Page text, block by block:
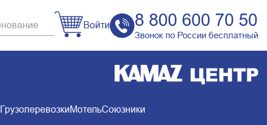
Войти 8 800 600 70 50
Звонок по России бесплатный
ГрузоперевозкиМотельСоюзники